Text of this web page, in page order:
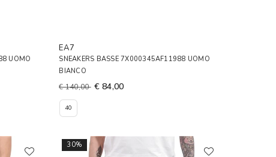
UOMO
EA7
SNEAKERS BASSE 7X000345AF11988 UOMO
BIANCO
€ 140,00 € 84,00
40
30%